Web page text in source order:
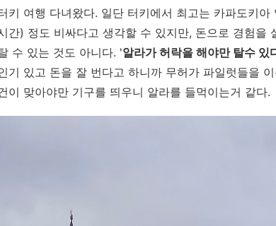
키 여행 다녀왔다. 일단 터키에서 최고는 카파도키
간) 정도 비싸다고 생각할 수 있지만, 돈으로 경험
수 있는 것도 아니다. '알라가 허락을 해야만 탈수 있
기 있고 돈을 잘 번다고 하니까 무허가 파일럿들을
이 맞아야만 기구를 띄우니 알라를 들먹이는거 같다.